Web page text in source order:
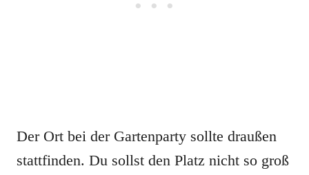
Der Ort bei der Gartenparty sollte draußen
stattfinden. Du sollst den Platz nicht so groß